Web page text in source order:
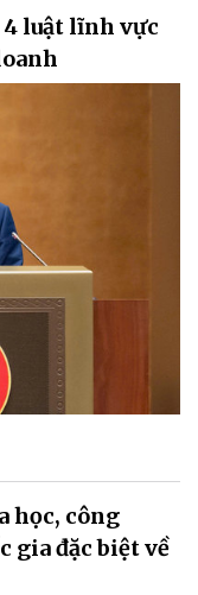
luật lĩnh vực
học, công
gia đặc biệt về